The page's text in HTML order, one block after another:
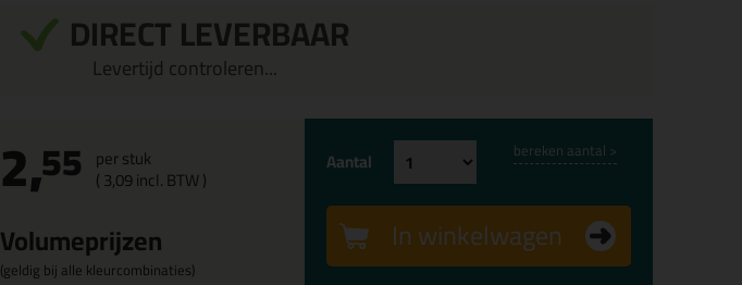
DIRECT LEVERBAAR
Levertijd controleren...
2,55 per stuk
(3,09incl. BTW )
Volumeprijzen
(geldig bij alle kleurcombinaties)
Aantal bereken aantal >
In winkelwagen